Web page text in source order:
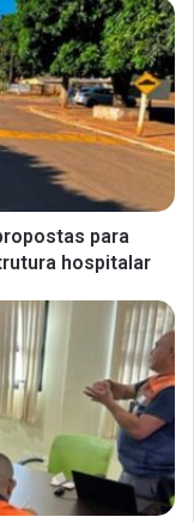
para
hospitalar